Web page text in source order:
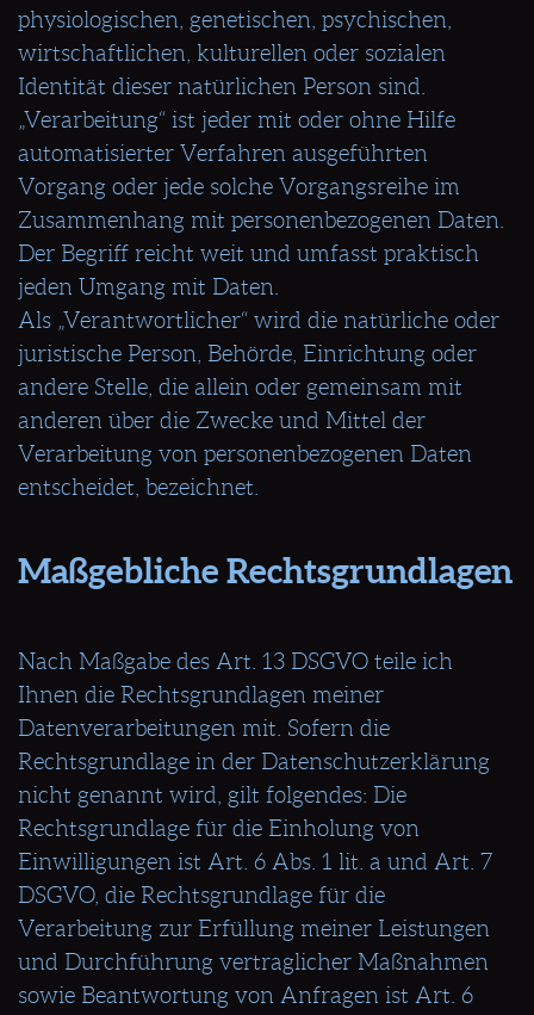
physiologischen, genetischen, psychischen,
wirtschaftlichen, kulturellen oder sozialen
Identität dieser natürlichen Person sind.
„Verarbeitung“ ist jeder mit oder ohne Hilfe
automatisierter Verfahren ausgeführten
Vorgang oder jede solche Vorgangsreihe im
Zusammenhang mit personenbezogenen Daten.
Der Begriff reicht weit und umfasst praktisch
jeden Umgang mit Daten.
Als „Verantwortlicher“ wird die natürliche oder
juristische Person, Behörde, Einrichtung oder
andere Stelle, die allein oder gemeinsam mit
anderen über die Zwecke und Mittel der
Verarbeitung von personenbezogenen Daten
entscheidet, bezeichnet.
Maßgebliche Rechtsgrundlagen
Nach Maßgabe des Art. 13 DSGVO teile ich
Ihnen die Rechtsgrundlagen meiner
Datenverarbeitungen mit. Sofern die
Rechtsgrundlage in der Datenschutzerklärung
nicht genannt wird, gilt folgendes: Die
Rechtsgrundlage für die Einholung von
Einwilligungen ist Art. 6 Abs. 1 lit. a und Art. 7
DSGVO, die Rechtsgrundlage für die
Verarbeitung zur Erfüllung meiner Leistungen
und Durchführung vertraglicher Maßnahmen
sowie Beantwortung von Anfragen ist Art. 6